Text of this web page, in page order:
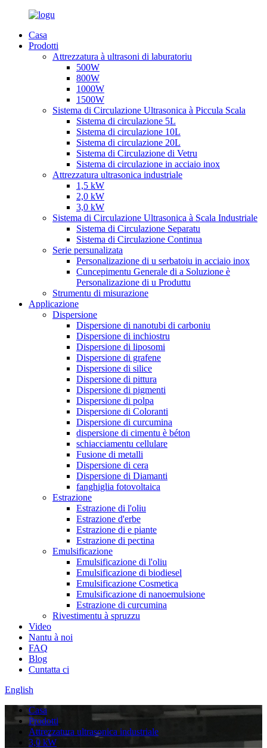
Casa
Prodotti
Attrezzatura à ultrasoni di laburatoriu
500W
800W
1000W
1500W
Sistema di Circulazione Ultrasonica à Piccula Scala
Sistema di circulazione 5L
Sistema di circulazione 10L
Sistema di circulazione 20L
Sistema di Circulazione di Vetru
Sistema di circulazione in acciaio inox
Attrezzatura ultrasonica industriale
1,5 kW
2,0 kW
3,0 kW
Sistema di Circulazione Ultrasonica à Scala Industriale
Sistema di Circulazione Separatu
Sistema di Circulazione Continua
Serie persunalizata
Personalizazione di u serbatoiu in acciaio inox
Cuncepimentu Generale di a Soluzione è
Personalizazione di u Produttu
Strumentu di misurazione
Applicazione
Dispersione
Dispersione di nanotubi di carboniu
Dispersione di inchiostru
Dispersione di liposomi
Dispersione di grafene
Dispersione di silice
Dispersione di pittura
Dispersione di pigmenti
Dispersione di polpa
Dispersione di Coloranti
Dispersione di curcumina
dispersione di cimentu è béton
schiacciamentu cellulare
Fusione di metalli
Dispersione di cera
Dispersione di Diamanti
fanghiglia fotovoltaica
Estrazione
Estrazione di l'oliu
Estrazione d'erbe
Estrazione di e piante
Estrazione di pectina
Emulsificazione
Emulsificazione di l'oliu
Emulsificazione di biodiesel
Emulsificazione Cosmetica
Emulsificazione di nanoemulsione
Estrazione di curcumina
Rivestimentu à spruzzu
Video
Nantu à noi
FAQ
Blog
Cuntatta ci
English
Casa
Prodotti
Attrezzatura ultrasonica industriale
3,0 kW